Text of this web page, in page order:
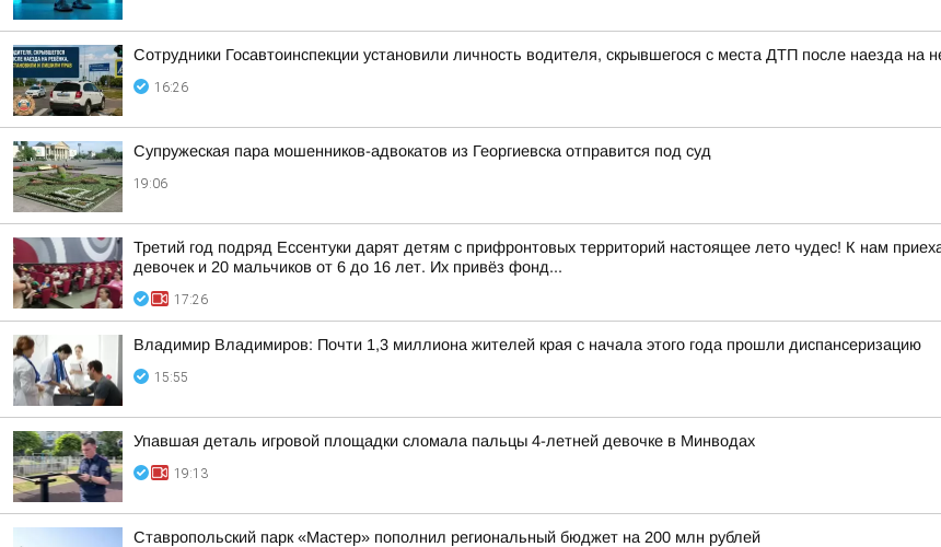
Сотрудники Госавтоинспекции установили личность водителя, скрывшегося с места ДТП после наезда на
16:26
Супружеская пара мошенников-адвокатов из Георгиевска отправится под суд
19:06
Третий год подряд Ессентуки дарят детям с прифронтовых территорий настоящее лето чудес! К нам
девочек и 20 мальчиков от 6 до 16 лет. Их привёз фонд...
17:26
Владимир Владимиров: Почти 1,3 миллиона жителей края с начала этого года прошли диспансеризацию
15:55
Упавшая деталь игровой площадки сломала пальцы 4-летней девочке в Минводах
19:13
Ставропольский парк «Мастер» пополнил региональный бюджет на 200 млн рублей